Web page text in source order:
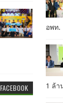
FACEBOOK
อพท.
1 ล้า